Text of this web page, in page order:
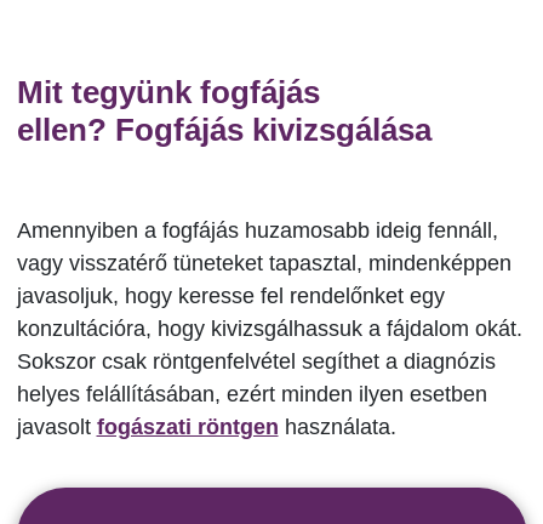
Mit tegyünk fogfájás
ellen? Fogfájás kivizsgálása
Amennyiben a fogfájás huzamosabb ideig fennáll,
vagy visszatérő tüneteket tapasztal, mindenképpen
javasoljuk, hogy keresse fel rendelőnket egy
konzultációra, hogy kivizsgálhassuk a fájdalom okát.
Sokszor csak röntgenfelvétel segíthet a diagnózis
helyes felállításában, ezért minden ilyen esetben
javasolt fogászati röntgen használata.